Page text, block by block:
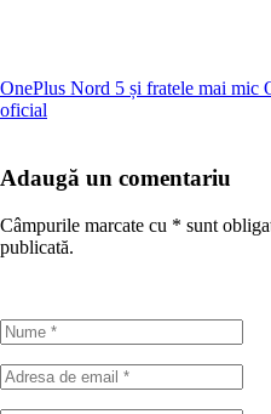
OnePlus Nord 5 și fratele mai mic
oficial
Adaugă un comentariu
Câmpurile marcate cu * sunt
publicată.